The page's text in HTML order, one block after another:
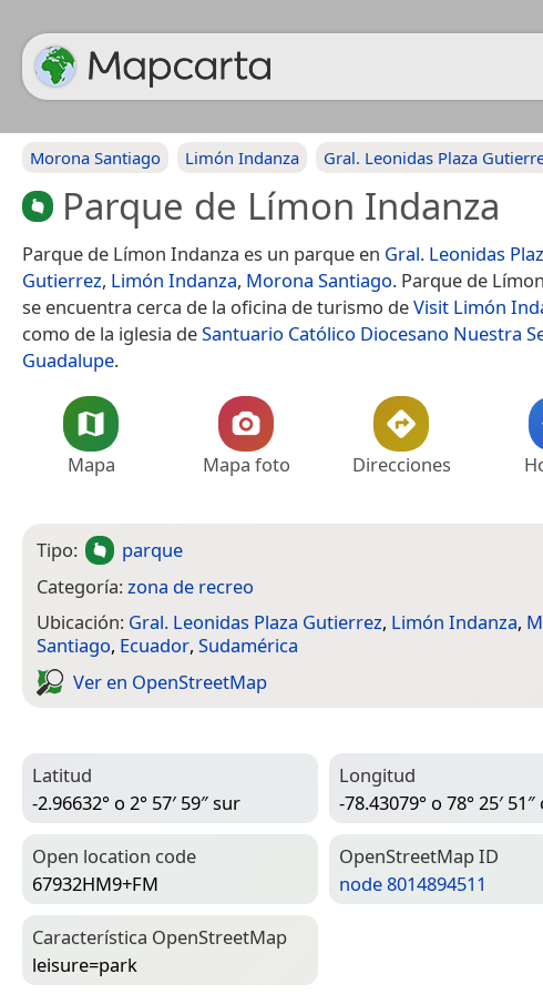
Morona Santiago Limón Indanza Gral. Leonidas Plaza
Parque de Límon Indanza
Parque de Límon Indanza es un parque en Gral. Leonidas
Gutierrez, Limón Indanza, Morona Santiago. Parque de
se encuentra cerca de la oficina de turismo deVisit Limón
como de la iglesia deSantuario Católico Diocesano Nuestra
Guadalupe.
Mapa Mapa foto Direcciones
Tipo:
parque
Categoría:zona de recreo
Ubicación: Gral. Leonidas Plaza Gutierrez, Limón Indanza,
Santiago, Ecuador, Sudamérica
Ver en Open­Street­Map
Latitud
-2.96632° o 2° 57′ 59″ sur
Longitud
-78.43079° o 78° 25′
Open location code
67932HM9+FM
Open­Street­Map ID
node 8014894511
Característica Open­Street­Map
leisure=­park